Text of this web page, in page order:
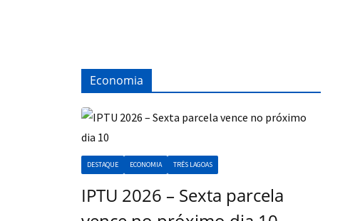
Economia
DESTAQUE ECONOMIA TRÊS LAGOAS
IPTU 2026 – Sexta parcela